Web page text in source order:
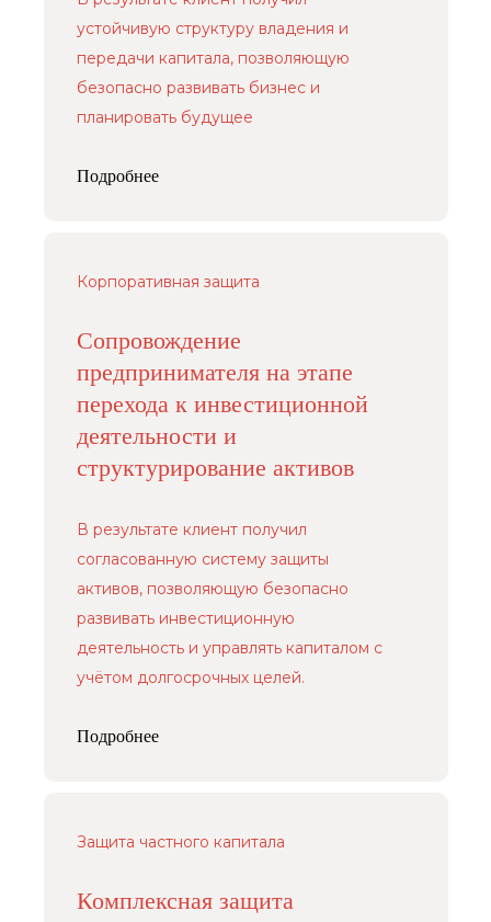
устойчивую структуру владения и
передачи капитала, позволяющую
безопасно развивать бизнес и
планировать будущее
Подробнее
Корпоративная защита
Сопровождение
предпринимателя на этапе
перехода к инвестиционной
деятельности и
структурирование активов
В результате клиент получил
согласованную систему защиты
активов, позволяющую безопасно
развивать инвестиционную
деятельность и управлять капиталом с
учётом долгосрочных целей.
Подробнее
Защита частного капитала
Комплексная защита